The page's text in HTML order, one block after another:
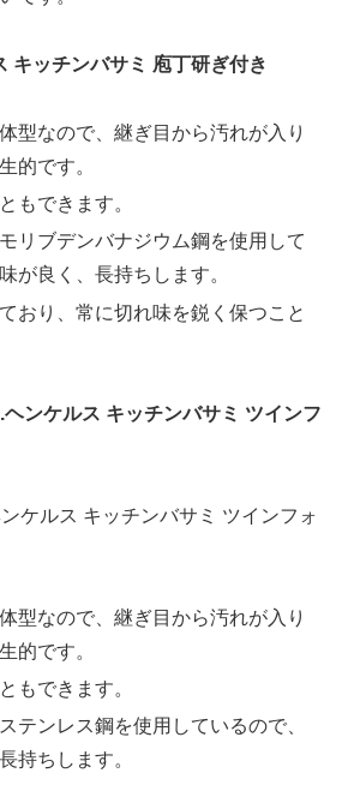
キッチンバサミ 庖丁研ぎ付き
型なので、継ぎ目から汚れが入り
的です。
もできます。
リブデンバナジウム鋼を使用して
が良く、長持ちします。
おり、常に切れ味を鋭く保つこと
ンケルス キッチンバサミ ツインフ
ケルス キッチンバサミ ツインフォ
型なので、継ぎ目から汚れが入り
的です。
もできます。
テンレス鋼を使用しているので、
持ちします。